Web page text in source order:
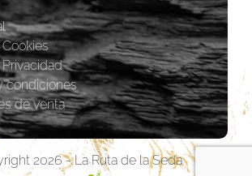
condiciones
de venta
2026 - La Ruta de la Seda